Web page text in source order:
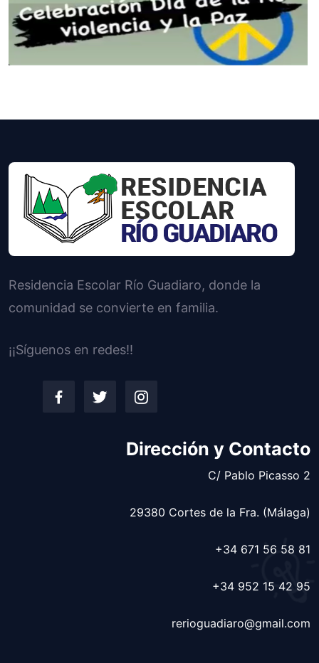
Residencia Escolar Río Guadiaro, donde la
comunidad se convierte en familia.
¡¡Síguenos en redes!!
Dirección y Contacto
C/ Pablo Picasso 2
29380 Cortes de la Fra. (Málaga)
+34 671 56 58 81
+34 952 15 42 95
rerioguadiaro@gmail.com